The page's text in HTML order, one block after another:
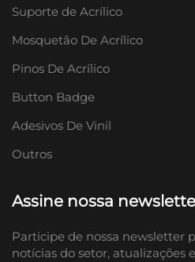
Suporte de Acrílico
Mosquetão De Acrílico
Pinos De Acrílico
Button Badge
Adesivos De Vinil
Outros
Assine nossa
Participe de nossa newsletter
notícias do setor, atualizações